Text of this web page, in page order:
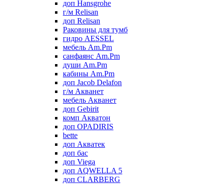
доп Hansgrohe
г/м Relisan
доп Relisan
Раковины для тумб
гидро AESSEL
мебель Am.Pm
санфаянс Am.Pm
души Am.Pm
кабины Am.Pm
доп Jacob Delafon
г/м Акванет
мебель Акванет
доп Gebirit
комп Акватон
доп OPADIRIS
bette
доп Акватек
доп бас
доп Viega
доп AQWELLA 5
доп CLARBERG